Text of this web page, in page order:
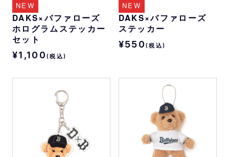
NEW
DAKS×バファローズ
ホログラムステッカー
セット
¥1,100 (税込)
NEW
DAKS×バファローズ
ステッカー
¥550(税込)